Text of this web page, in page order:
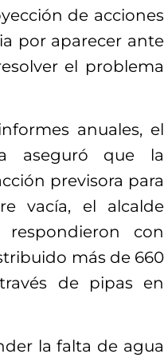
de acciones
por aparecer ante
el problema
anuales, el
aseguró que la
previsora para
vacía, el alcalde
con
más de 660
de pipas en
la falta de agua